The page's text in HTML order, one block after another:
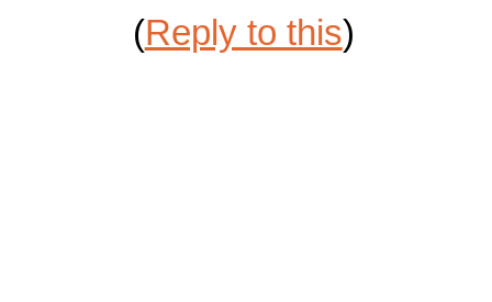
(Reply to this)